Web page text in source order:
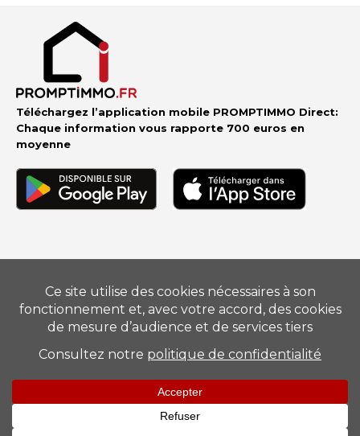
Téléchargez l’application mobile PROMPTIMMO Direct:
Chaque information vous rapporte 700 euros en
moyenne
Vendre–Acheter–Estimer–Nos conseillers–Devenir
Barème–